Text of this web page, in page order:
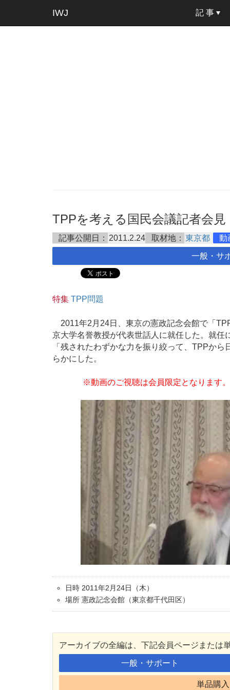
IWJ 記 事
TPPを考える国民会議記者会
記事公開日： 2011.2.24 取材地： 東京都 動
一般・サ
特集 TPP問題
2011年2月24日、東京の憲政記念会館で「
京大学名誉教授が代表世話人に就任した。就任
「残されたわずかな力を振り絞って、TPPか
らかにした。
※動画のご視聴は会員限定となります。
日時 2011年2月24日（木）
場所 憲政記念会館（東京都千代田区）
アーカイブの全編は、下記会員ページまたは
一般・サポート
単品購